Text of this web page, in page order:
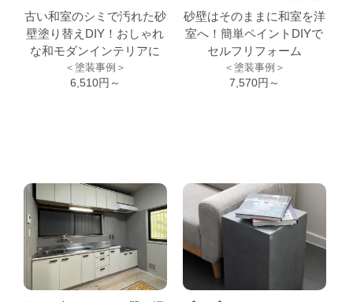
古い和室のシミで汚れた砂
壁塗り替えDIY！おしゃれ
な和モダンインテリアに
＜塗装事例＞
6,510円～
砂壁はそのままに和室を洋
室へ！簡単ペイントDIYで
セルフリフォーム
＜塗装事例＞
7,570円～